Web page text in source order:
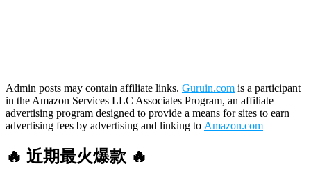
Admin posts may contain affiliate links. Guruin.com is a participant
in the Amazon Services LLC Associates Program, an affiliate
advertising program designed to provide a means for sites to earn
advertising fees by advertising and linking to Amazon.com
🔥 近期最火爆款 🔥